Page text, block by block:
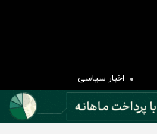
اخبار سیاسی
اخبار مسکن
اخبار تکنولوژی